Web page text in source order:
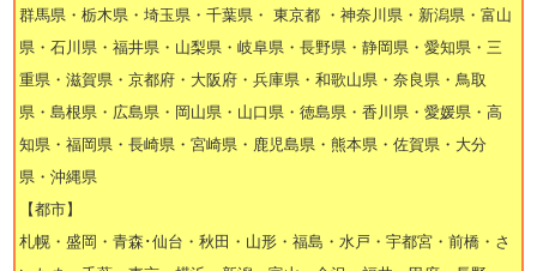
群馬県・栃木県・埼玉県・千葉県・ 東京都 ・神奈川県・新潟県・富山
県・石川県・福井県・山梨県・岐阜県・長野県・静岡県・愛知県・三
重県・滋賀県・京都府・大阪府・兵庫県・和歌山県・奈良県・鳥取
県・島根県・広島県・岡山県・山口県・徳島県・香川県・愛媛県・高
知県・福岡県・長崎県・宮崎県・鹿児島県・熊本県・佐賀県・大分
県・沖縄県
【都市】
札幌・盛岡・青森･仙台・秋田・山形・福島・水戸・宇都宮・前橋・さ